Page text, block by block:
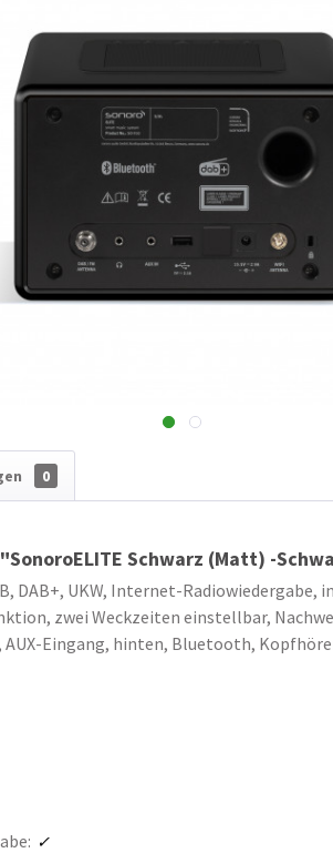
0
Schwarz (Matt) -
DAB+, UKW, Internet-Radiowiedergabe,
zwei Weckzeiten einstellbar,
Eingang, hinten, Bluetooth,